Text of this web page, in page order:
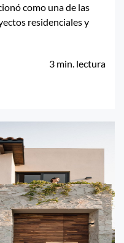
como una de las
residenciales y
3 min. lectura